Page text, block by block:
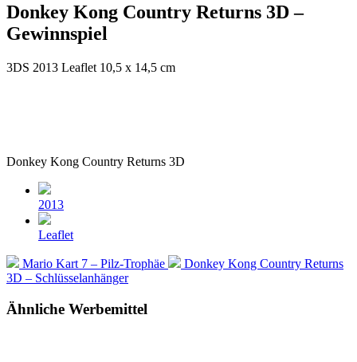
Donkey Kong Country Returns 3D –
Gewinnspiel
3DS 2013 Leaflet 10,5 x 14,5 cm
Donkey Kong Country Returns 3D
Beitragsdatum
2013
Veröffentlicht
Leaflet
Vorheriger
Beitrag:
Mario Kart 7 – Pilz-Trophäe
Nächster
Donkey Kong Country Returns
3D – Schlüsselanhänger
Ähnliche Werbemittel